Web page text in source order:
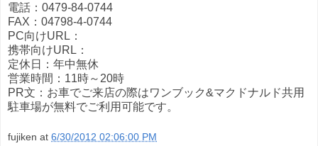
電話：0479-84-0744
FAX：04798-4-0744
PC向けURL：
携帯向けURL：
定休日：年中無休
営業時間：11時～20時
PR文：お車でご来店の際はワンブック&マクドナルド共用
駐車場が無料でご利用可能です。
fujiken at 6/30/2012 02:06:00 PM